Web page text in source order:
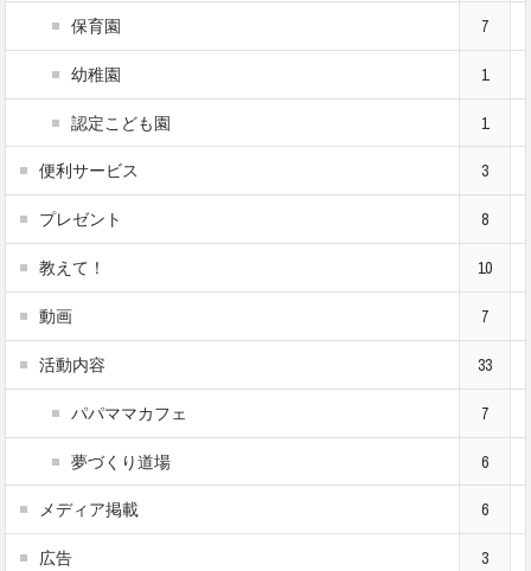
保育園 7
幼稚園 1
認定こども園 1
便利サービス 3
プレゼント 8
教えて！ 10
動画 7
活動内容 33
パパママカフェ 7
夢づくり道場 6
メディア掲載 6
広告 3